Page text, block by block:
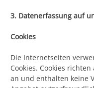
3. Datenerfassung auf
Cookies
Die Internetseiten
Cookies. Cookies
an und enthalten keine